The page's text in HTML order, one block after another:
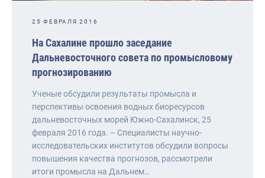
25 ФЕВРАЛЯ 2016
На Сахалине прошло заседание
Дальневосточного совета по промысловому
прогнозированию
Ученые обсудили результаты промысла и
перспективы освоения водных биоресурсов
дальневосточных морей Южно-Сахалинск, 25
февраля 2016 года. – Специалисты научно-
исследовательских институтов обсудили вопросы
повышения качества прогнозов, рассмотрели
итоги промысла на Дальнем…